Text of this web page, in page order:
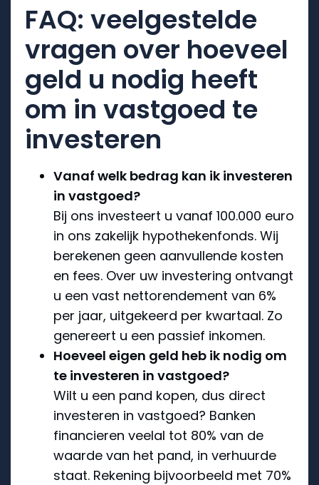
FAQ: veelgestelde
vragen over hoeveel
geld u nodig heeft
om in vastgoed te
investeren
Vanaf welk bedrag kan ik investeren
in vastgoed?
Bij ons investeert u vanaf 100.000 euro
in ons zakelijk hypothekenfonds. Wij
berekenen geen aanvullende kosten
en fees. Over uw investering ontvangt
u een vast nettorendement van 6%
per jaar, uitgekeerd per kwartaal. Zo
genereert u een passief inkomen.
Hoeveel eigen geld heb ik nodig om
te investeren in vastgoed?
Wilt u een pand kopen, dus direct
investeren in vastgoed? Banken
financieren veelal tot 80% van de
waarde van het pand, in verhuurde
staat. Rekening bijvoorbeeld met 70%